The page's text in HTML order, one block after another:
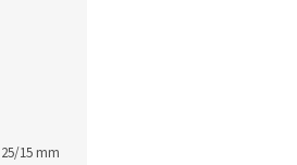
15 mm